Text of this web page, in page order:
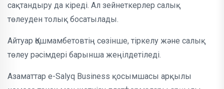
сақтандыру да кіреді. Ал зейнеткерлер салық
төлеуден толық босатылады.
Айтуар Қошмамбетовтің сөзінше, тіркелу және салық
төлеу рәсімдері барынша жеңілдетіледі.
Азаматтар e-Salyq Business қосымшасы арқылы